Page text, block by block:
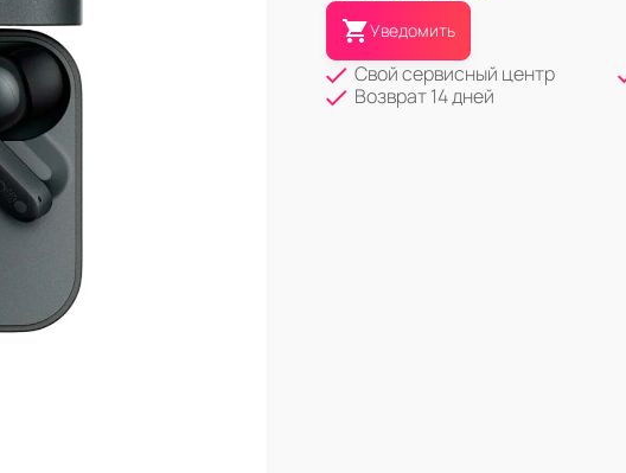
Уведомить
Свой сервисный центр
Возврат 14 дней